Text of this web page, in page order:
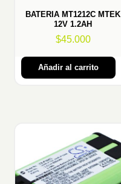
BATERIA MT1212C MTEK
12V 1.2AH
$45.000
Añadir al carrito